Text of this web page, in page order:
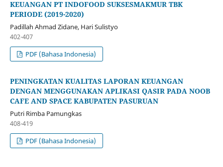
KEUANGAN PT INDOFOOD SUKSESMAKMUR TBK
PERIODE (2019-2020)
Padillah Ahmad Zidane, Hari Sulistyo
402-407
PDF (Bahasa Indonesia)
PENINGKATAN KUALITAS LAPORAN KEUANGAN
DENGAN MENGGUNAKAN APLIKASI QASIR PADA NOOB
CAFE AND SPACE KABUPATEN PASURUAN
Putri Rimba Pamungkas
408-419
PDF (Bahasa Indonesia)